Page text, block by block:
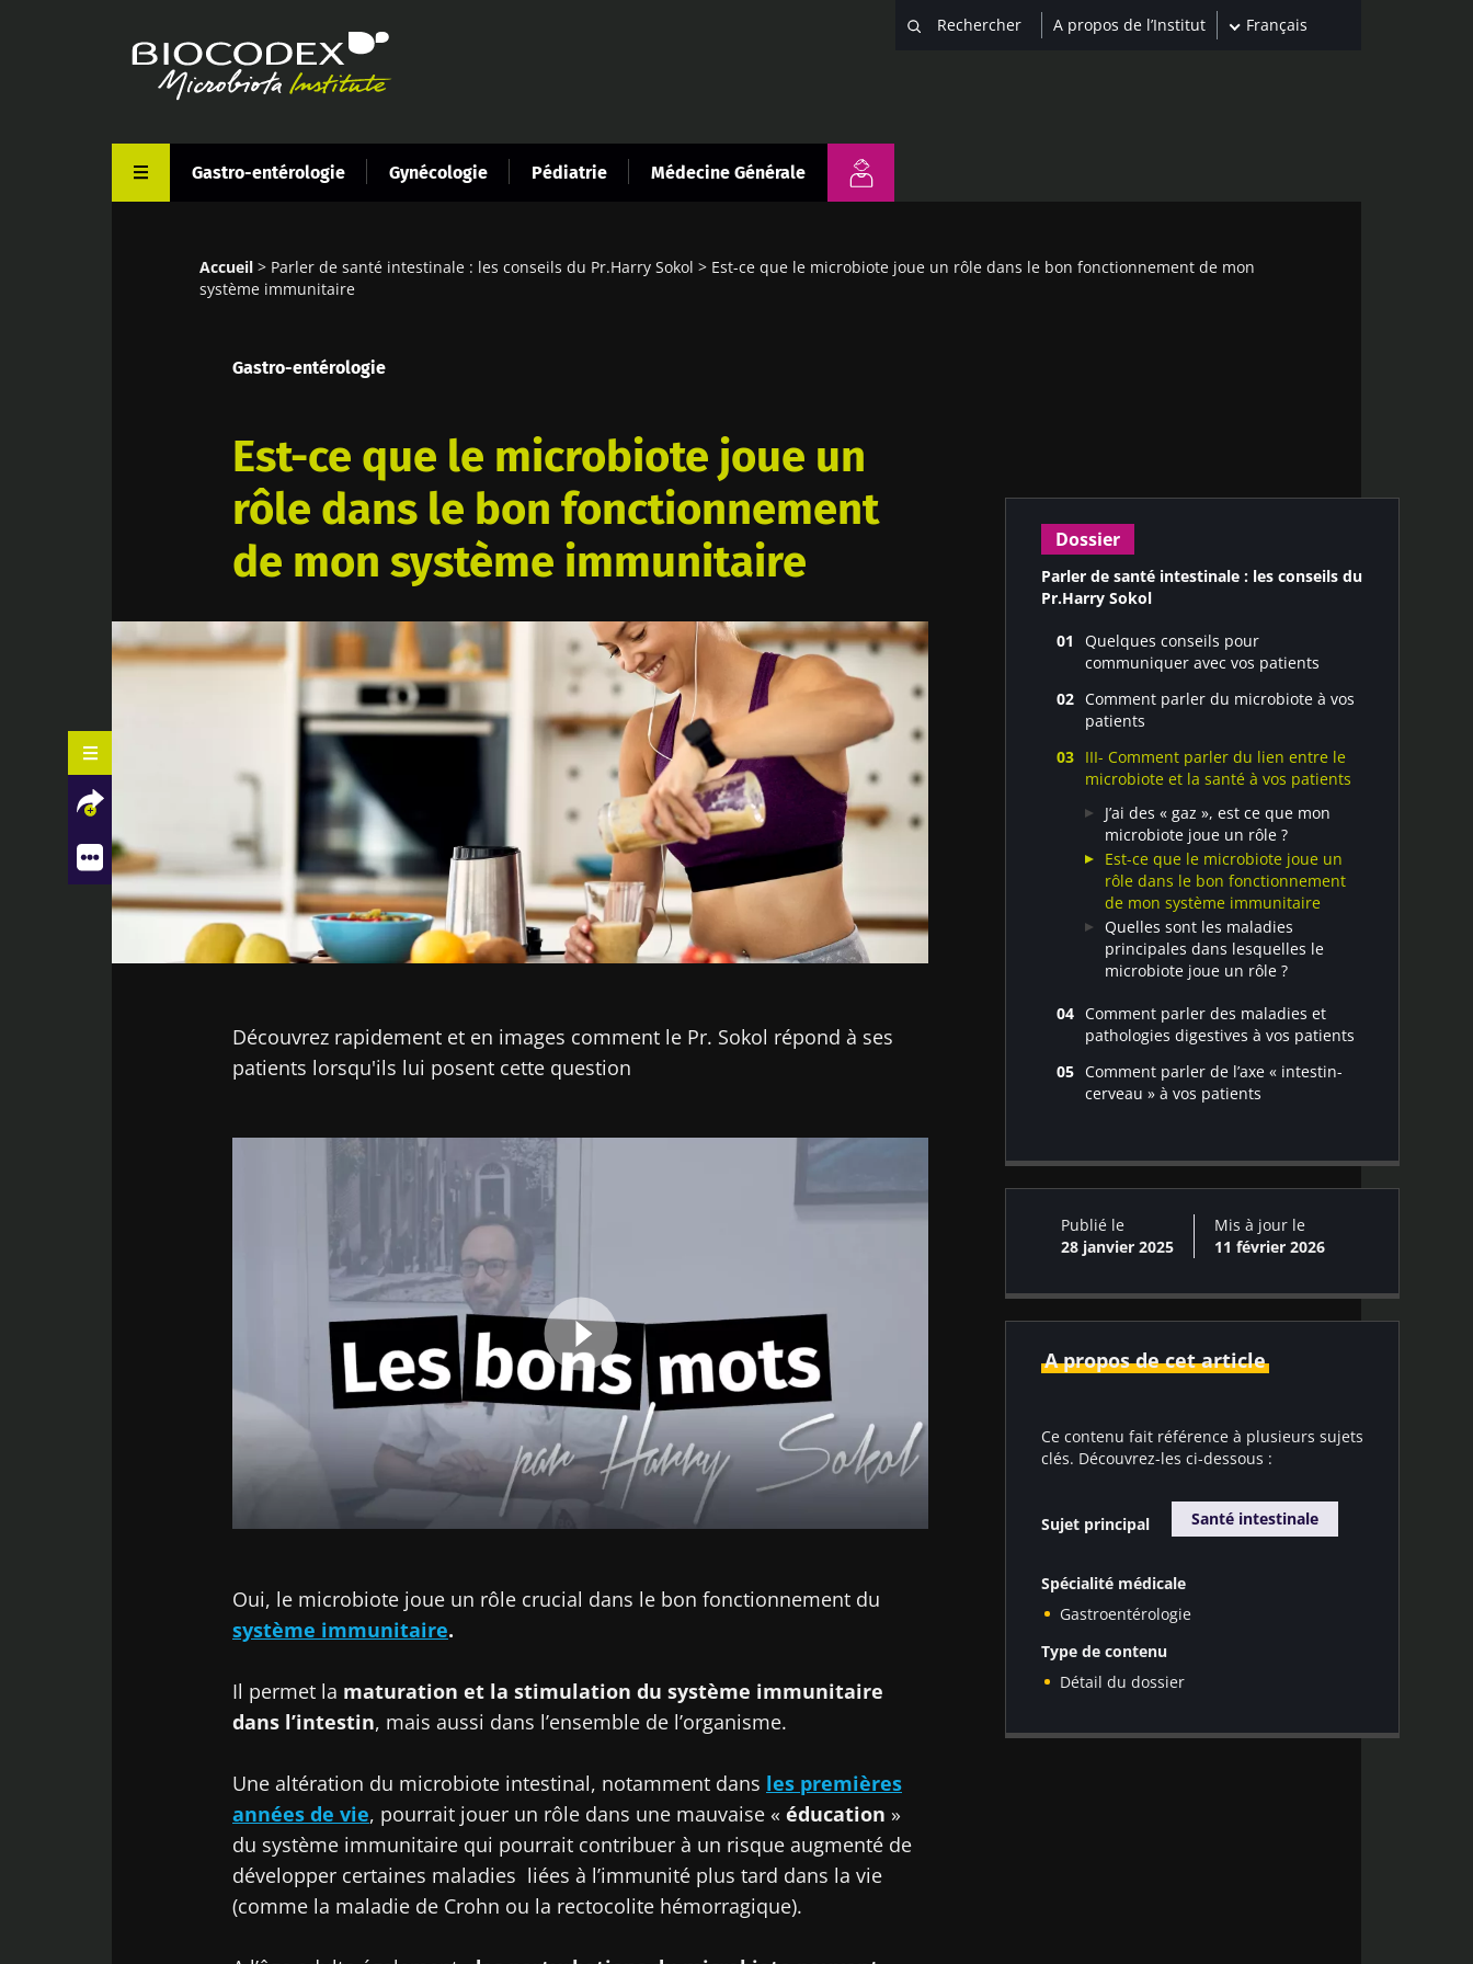
A propos de l’Institut Français
Gastro-entérologie Gynécologie Pédiatrie Médecine Générale
Fil
Accueil Parler de santé intestinale : les conseils du Pr.Harry Sokol
Est-ce que le microbiote joue un rôle dans le bon fonctionnement de mon
système immunitaire
Gastro-entérologie
Est-ce que le microbiote joue un
rôle dans le bon fonctionnement
de mon système immunitaire
FacebookTwitterLinkedIn
Mail
Contenus associés
Découvrez rapidement et en images comment le Pr. Sokol répond à ses
patients lorsqu'ils lui posent cette question
Oui, le microbiote joue un rôle crucial dans le bon fonctionnement du
système immunitaire.
Il permet la maturation et la stimulation du système immunitaire
dans l’intestin, mais aussi dans l’ensemble de l’organisme.
Une altération du microbiote intestinal, notamment dans les premières
années de vie, pourrait jouer un rôle dans une mauvaise « éducation »
du système immunitaire qui pourrait contribuer à un risque augmenté de
développer certaines maladies liées à l’immunité plus tard dans la vie
(comme la maladie de Crohn ou la rectocolite hémorragique).
Dossier
Parler de santé intestinale : les conseils du
Pr.Harry Sokol
Quelques conseils pour
communiquer avec vos patients
par Harry Sokol
Comment parler du microbiote à vos
patients
A quoi sert le microbiote ?
Comment faire pour avoir un bon
microbiote ?
III- Comment parler du lien entre le
microbiote et la santé à vos patients
J’ai des « gaz », est ce que mon
microbiote joue un rôle ?
Est-ce que le microbiote joue un
rôle dans le bon fonctionnement
de mon système immunitaire
Quelles sont les maladies
principales dans lesquelles le
microbiote joue un rôle ?
Comment parler des maladies et
pathologies digestives à vos patients
digérer ?
Quels aliments manger pour avoir un
microbiote intestinal après une prise
d’antibiotiques ?
Comment parler de l’axe « intestin-
cerveau » à vos patients
?
Comment le microbiote intestinal agit
Le microbiote est-il impliqué dans les
maladies neuropsychiatriques ?
Publié le
28 janvier 2025
Mis à jour le
11 février 2026
A propos de cet article
Ce contenu fait référence à plusieurs sujets
clés. Découvrez-les ci-dessous :
Sujet principal Santé intestinale
Spécialité médicale
Gastroentérologie
Type de contenu
Détail du dossier